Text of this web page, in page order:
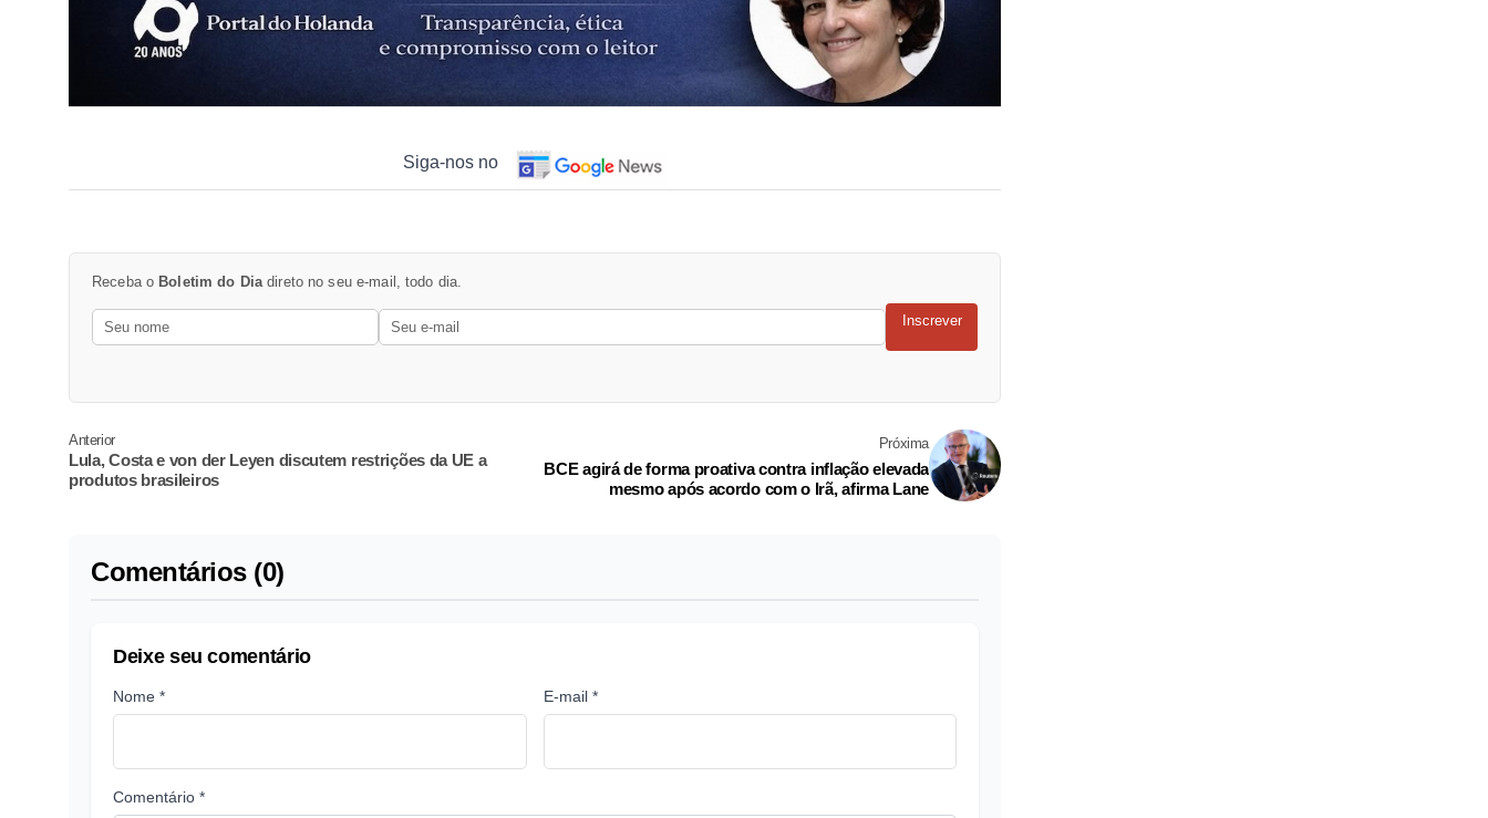
Siga-nos no
Receba o Boletim do Diadireto no seu e-mail, todo dia.
Inscrever
Anterior
Lula, Costa e von der Leyen discutem restrições da UE a
produtos brasileiros
Próxima
BCE agirá de forma proativa contra inflação elevada
mesmo após acordo com o Irã, afirma Lane
Comentários (0)
Deixe seu comentário
Nome * E-mail *
Comentário *